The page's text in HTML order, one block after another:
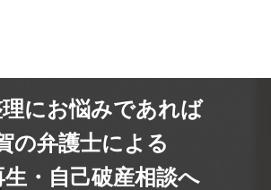
にお悩みであれば
の弁護士による
・自己破産相談へ